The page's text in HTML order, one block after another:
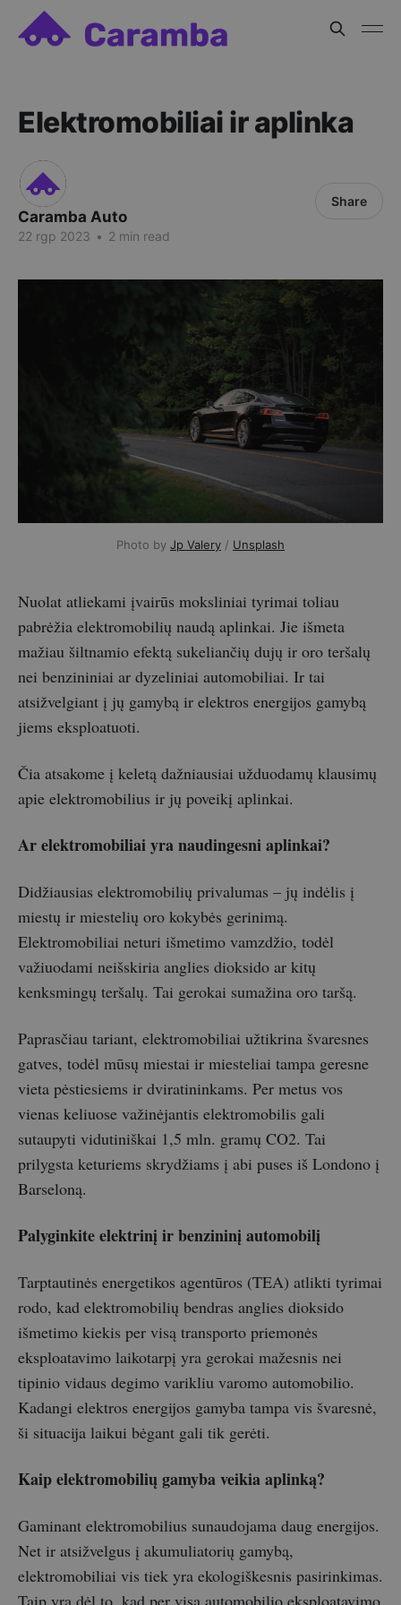
Elektromobiliai ir aplinka
Caramba Auto
22 rgp 2023 • 2 min read
Share
Photo by Jp Valery / Unsplash
Nuolat atliekami įvairūs moksliniai tyrimai toliau
pabrėžia elektromobilių naudą aplinkai. Jie išmeta
mažiau šiltnamio efektą sukeliančių dujų ir oro teršalų
nei benzininiai ar dyzeliniai automobiliai. Ir tai
atsižvelgiant į jų gamybą ir elektros energijos gamybą
jiems eksploatuoti.
Čia atsakome į keletą dažniausiai užduodamų klausimų
apie elektromobilius ir jų poveikį aplinkai.
Ar elektromobiliai yra naudingesni aplinkai?
Didžiausias elektromobilių privalumas – jų indėlis į
miestų ir miestelių oro kokybės gerinimą.
Elektromobiliai neturi išmetimo vamzdžio, todėl
važiuodami neišskiria anglies dioksido ar kitų
kenksmingų teršalų. Tai gerokai sumažina oro taršą.
Paprasčiau tariant, elektromobiliai užtikrina švaresnes
gatves, todėl mūsų miestai ir miesteliai tampa geresne
vieta pėstiesiems ir dviratininkams. Per metus vos
vienas keliuose važinėjantis elektromobilis gali
sutaupyti vidutiniškai 1,5 mln. gramų CO2. Tai
prilygsta keturiems skrydžiams į abi puses iš Londono į
Barseloną.
Palyginkite elektrinį ir benzininį automobilį
Tarptautinės energetikos agentūros (TEA) atlikti tyrimai
rodo, kad elektromobilių bendras anglies dioksido
išmetimo kiekis per visą transporto priemonės
eksploatavimo laikotarpį yra gerokai mažesnis nei
tipinio vidaus degimo varikliu varomo automobilio.
Kadangi elektros energijos gamyba tampa vis švaresnė,
ši situacija laikui bėgant gali tik gerėti.
Kaip elektromobilių gamyba veikia aplinką?
Gaminant elektromobilius sunaudojama daug energijos.
Net ir atsižvelgus į akumuliatorių gamybą,
elektromobiliai vis tiek yra ekologiškesnis pasirinkimas.
Taip yra dėl to, kad per visą automobilio eksploatavimo